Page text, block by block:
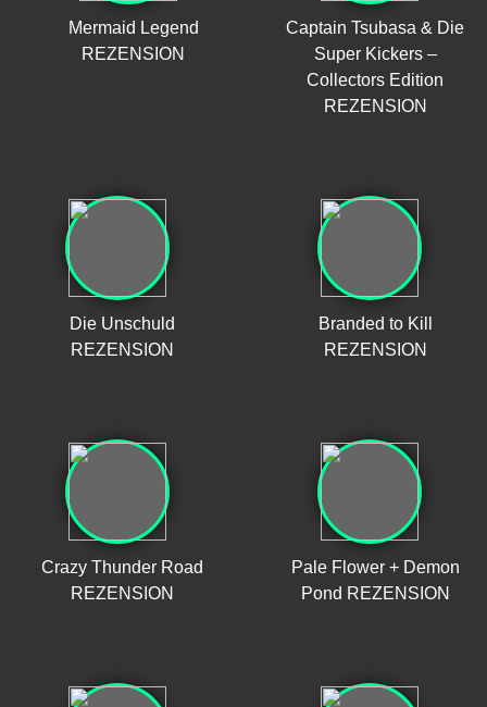
Mermaid Legend
REZENSION
Captain Tsubasa & Die
Super Kickers –
Collectors Edition
REZENSION
Die Unschuld
REZENSION
Branded to Kill
REZENSION
Crazy Thunder Road
REZENSION
Pale Flower + Demon
Pond REZENSION